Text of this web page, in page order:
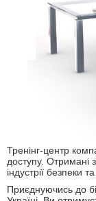
Тренінг-центр
доступу. Отримані
індустрії безпеки
Приєднуючись до